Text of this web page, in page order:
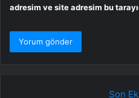
adresim ve site adresim bu
Son